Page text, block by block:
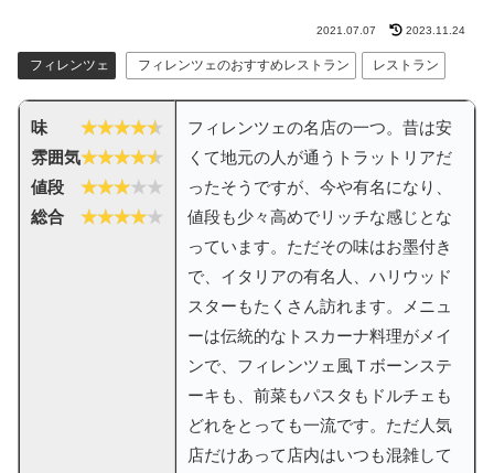
2021.07.07 2023.11.24
フィレンツェ フィレンツェのおすすめレストラン レストラン
味
雰囲気
値段
総合
フィレンツェの名店の一つ。昔は安
くて地元の人が通うトラットリアだ
ったそうですが、今や有名になり、
値段も少々高めでリッチな感じとな
っています。ただその味はお墨付き
で、イタリアの有名人、ハリウッド
スターもたくさん訪れます。メニュ
ーは伝統的なトスカーナ料理がメイ
ンで、フィレンツェ風Ｔボーンステ
ーキも、前菜もパスタもドルチェも
どれをとっても一流です。ただ人気
店だけあって店内はいつも混雑して